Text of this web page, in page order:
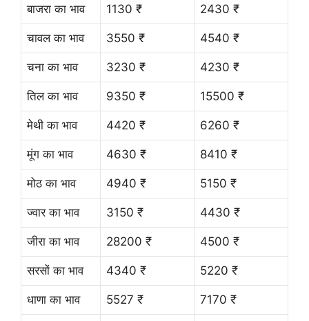
बाजरा का भाव 1130 ₹ 2430 ₹
चावल का भाव 3550 ₹ 4540 ₹
चना का भाव 3230 ₹ 4230 ₹
तिल का भाव 9350 ₹ 15500 ₹
मेथी का भाव 4420 ₹ 6260 ₹
मूंग का भाव 4630 ₹ 8410 ₹
मोठ का भाव 4940 ₹ 5150 ₹
ज्वार का भाव 3150 ₹ 4430 ₹
जीरा का भाव 28200 ₹ 4500 ₹
सरसों का भाव 4340 ₹ 5220 ₹
धाणा का भाव 5527 ₹ 7170 ₹